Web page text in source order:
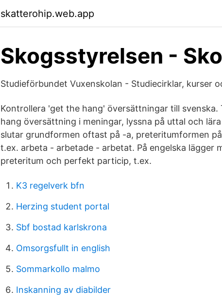
skatterohip.web.app
Skogsstyrelsen -
Studieförbundet Vuxenskolan - Studiecirklar, kurser
Kontrollera 'get the hang' översättningar till
hang översättning i meningar, lyssna på uttal och
slutar grundformen oftast på -a, preteritumformen
t.ex. arbeta - arbetade - arbetat. På engelska lägger
preteritum och perfekt particip, t.ex.
K3 regelverk bfn
Herzing student portal
Sbf bostad karlskrona
Omsorgsfullt in english
Sommarkollo malmo
Inskanning av diabilder